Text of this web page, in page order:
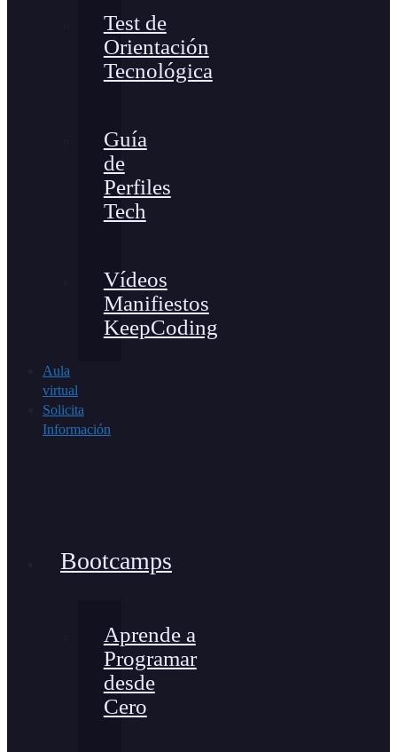
Test de
Orientación
Tecnológica
Guía
de
Perfiles
Tech
Vídeos
Manifiestos
KeepCoding
Aula
virtual
Solicita
Información
Bootcamps
Aprende a
Programar
desde
Cero